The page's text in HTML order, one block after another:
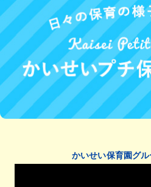
かいせい保育園グ